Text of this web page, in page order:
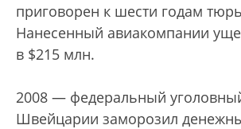
приговорен к шести годам
Нанесенный авиакомпании
в $215 млн.
2008 — федеральный
Швейцарии заморозил